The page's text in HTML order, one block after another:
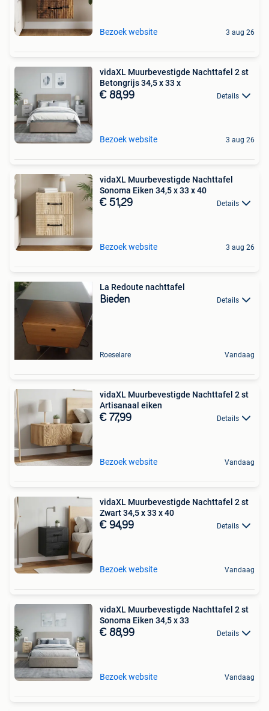
Bezoek website 3 aug 26
vidaXL Muurbevestigde Nachttafel 2 st
Betongrijs 34,5 x 33 x
€ 88,99 Details
Bezoek website 3 aug 26
vidaXL Muurbevestigde Nachttafel
Sonoma Eiken 34,5 x 33 x 40
€ 51,29 Details
Bezoek website 3 aug 26
La Redoute nachttafel
Bieden Details
Roeselare Vandaag
vidaXL Muurbevestigde Nachttafel 2 st
Artisanaal eiken
€ 77,99 Details
Bezoek website Vandaag
vidaXL Muurbevestigde Nachttafel 2 st
Zwart 34,5 x 33 x 40
€ 94,99 Details
Bezoek website Vandaag
vidaXL Muurbevestigde Nachttafel 2 st
Sonoma Eiken 34,5 x 33
€ 88,99 Details
Bezoek website Vandaag